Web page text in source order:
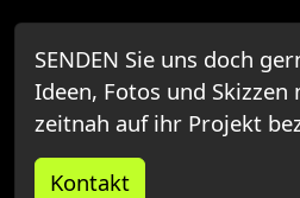
SENDEN Sie uns doch
Ideen, Fotos und
zeitnah auf ihr Projekt
Kontakt